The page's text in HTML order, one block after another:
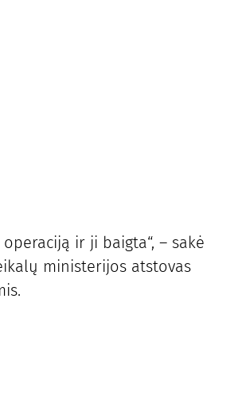
ir ji baigta“, – sakė
ministerijos atstovas